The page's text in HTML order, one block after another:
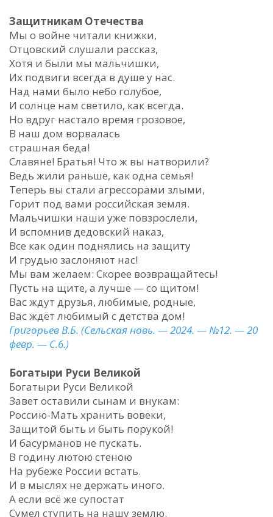
Защитникам Отечества
Мы о войне читали книжки,
Отцовский слушали рассказ,
Хотя и были мы мальчишки,
Их подвиги всегда в душе у нас.
Над нами было небо голубое,
И солнце нам светило, как всегда.
Но вдруг настало время грозовое,
В наш дом ворвалась
страшная беда!
Славяне! Братья! Что ж вы натворили?
Ведь жили раньше, как одна семья!
Теперь вы стали агрессорами злыми,
Горит под вами российская земля.
Мальчишки наши уже повзрослели,
И вспомнив дедовский наказ,
Все как один поднялись на защиту
И грудью заслоняют нас!
Мы вам желаем: Скорее возвращайтесь!
Пусть на щите, а лучше — со щитом!
Вас ждут друзья, любимые, родные,
Вас ждёт любимый с детства дом!
Григорьев В.Б. (Сельская новь. — 2024. — №12. — 20
февр. — С.6.)
Богатыри Руси Великой
Богатыри Руси Великой
Завет оставили сынам и внукам:
Россию-Мать хранить вовеки,
Защитой быть и быть порукой!
И басурманов не пускать.
В годину лютою стеною
На рубеже России встать.
И в мыслях не держать иного.
А если всё же супостат
Сумел ступить на нашу землю.